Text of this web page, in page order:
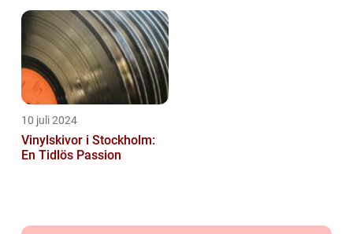
10 juli 2024
Vinylskivor i Stockholm:
En Tidlös Passion